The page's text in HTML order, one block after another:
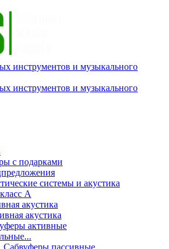
с подарками
системы и акустика
А
акустика
акустика
активные
Сабвуферы пассивные